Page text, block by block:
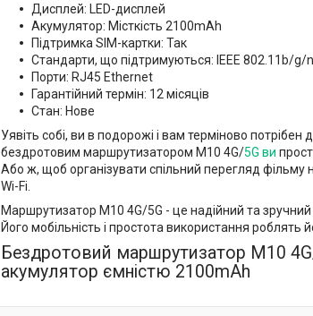
Дисплей: LED-дисплей
Акумулятор: Місткість 2100mAh
Підтримка SIM-картки: Так
Стандарти, що підтримуються: IEEE 802.11b/g/n
Порти: RJ45 Ethernet
Гарантійний термін: 12 місяців
Стан: Нове
Уявіть собі, ви в подорожі і вам терміново
бездротовим маршрутизатором M10 4G/5G ви
Або ж, щоб організувати спільний перегляд фільму
Wi-Fi.
Маршрутизатор M10 4G/5G - це надійний та зручний
Його мобільність і простота використання
Бездротовий маршрутизатор M10
акумулятор ємністю 2100mAh